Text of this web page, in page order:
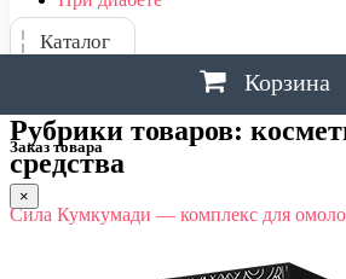
Каталог
Корзина
Заказ товара
×
Рубрики товаров:
средства
Сила Кумкумади — комплекс для